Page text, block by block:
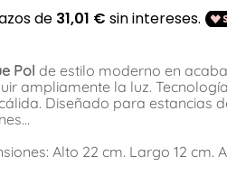
Pol de estilo moderno en
ampliamente la luz. Tecnología
Diseñado para estancias
Alto 22 cm. Largo 12 cm.